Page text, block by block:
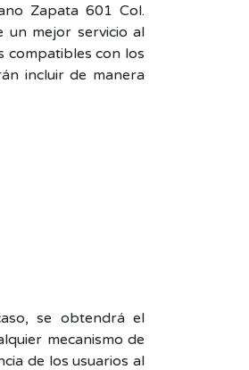
Zapata 601 Col.
un mejor servicio al
compatibles con los
incluir de manera
se obtendrá el
mecanismo de
de los usuarios al